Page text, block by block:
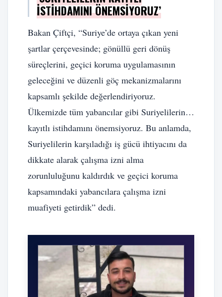
İSTIHDAMINI ÖNEMSIYORUZ’
Bakan Çiftçi, “Suriye’de ortaya çıkan yeni
şartlar çerçevesinde; gönüllü geri dönüş
süreçlerini, geçici koruma uygulamasının
geleceğini ve düzenli göç mekanizmalarını
kapsamlı şekilde değerlendiriyoruz.
Ülkemizde tüm yabancılar gibi Suriyelilerin…
kayıtlı istihdamını önemsiyoruz. Bu anlamda,
Suriyelilerin karşıladığı iş gücü ihtiyacını da
dikkate alarak çalışma izni alma
zorunluluğunu kaldırdık ve geçici koruma
kapsamındaki yabancılara çalışma izni
muafiyeti getirdik” dedi.